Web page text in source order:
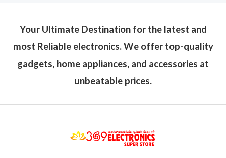
Your Ultimate Destination for the latest and
most Reliable electronics. We offer top-quality
gadgets, home appliances, and accessories at
unbeatable prices.